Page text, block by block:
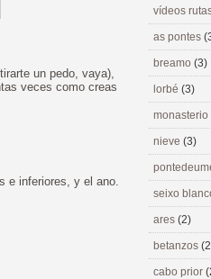
un pedo, vaya),
veces como creas
e inferiores, y el ano.
vídeos
as pontes
breamo (3)
lorbé (3)
nieve (3)
seixo
ares (2)
betanzos
cabo prior